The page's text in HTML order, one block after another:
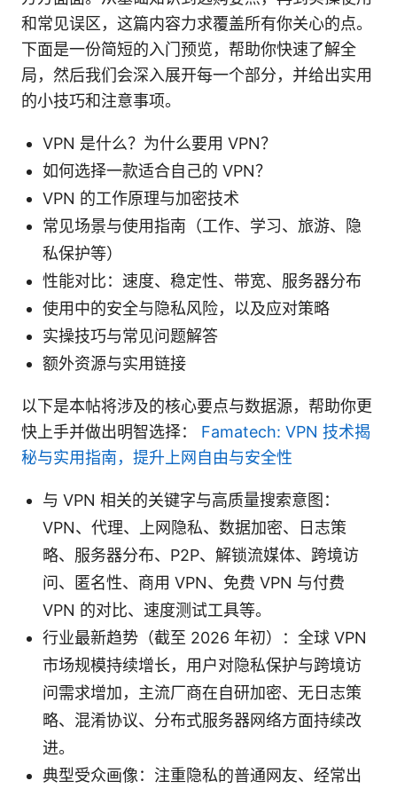
和常见误区，这篇内容力求覆盖所有你关心的点。
下面是一份简短的入门预览，帮助你快速了解全
局，然后我们会深入展开每一个部分，并给出实用
的小技巧和注意事项。
VPN 是什么？为什么要用 VPN？
如何选择一款适合自己的 VPN？
VPN 的工作原理与加密技术
常见场景与使用指南（工作、学习、旅游、隐
私保护等）
性能对比：速度、稳定性、带宽、服务器分布
使用中的安全与隐私风险，以及应对策略
实操技巧与常见问题解答
额外资源与实用链接
以下是本帖将涉及的核心要点与数据源，帮助你更
快上手并做出明智选择： Famatech: VPN 技术揭
秘与实用指南，提升上网自由与安全性
与 VPN 相关的关键字与高质量搜索意图：
VPN、代理、上网隐私、数据加密、日志策
略、服务器分布、P2P、解锁流媒体、跨境访
问、匿名性、商用 VPN、免费 VPN 与付费
VPN 的对比、速度测试工具等。
行业最新趋势（截至 2026 年初）：全球 VPN
市场规模持续增长，用户对隐私保护与跨境访
问需求增加，主流厂商在自研加密、无日志策
略、混淆协议、分布式服务器网络方面持续改
进。
典型受众画像：注重隐私的普通网友、经常出